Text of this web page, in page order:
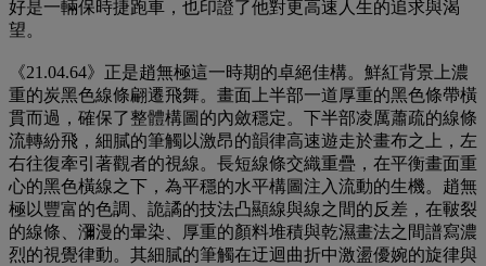
好是一輛保時捷跑車，也印證了他對更高速人生的追求與渴
望。
《21.04.64》正是趙無極這一時期的卓絕佳構。鮮紅背景上濃
重的炭黑色線條翩遷飛舞。畫面上半部一道厚重的黑色條帶橫
貫而過，確保了整體構圖的內斂穩定。下半部凌厲蕭疏的線條
流轉紛飛，細膩的筆觸以激昂的韻律高速遊走於畫布之上，左
右往復牽引著觀者的視線。長短線條交織重疊，在平衡畫面重
心的黑色橫線之下，為平穩的水平構圖注入流動的生機。趙無
極以豐富的色調、詭譎的技法凸顯線與線之間的反差，在皸裂
的線條、瀰漫的暈染、厚重的顏料堆積與乾濕畫法之間譜寫濃
烈的視覺律動。其細膩的筆觸在迂迴曲折中激盪優婉的旋律與